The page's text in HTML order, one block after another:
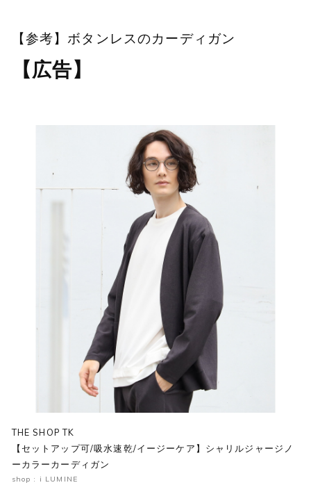
【参考】ボタンレスのカーディガン
【広告】
THE SHOP TK
【セットアップ可/吸水速乾/イージーケア】シャリルジャージノ
ーカラーカーディガン
shop : i LUMINE